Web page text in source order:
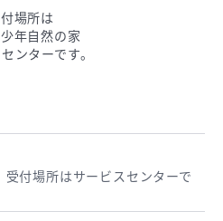
場所は
年自然の家
ンターです。
付場所はサービスセンターで